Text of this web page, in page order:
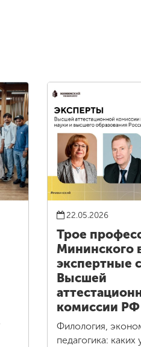
22.05.2026
Трое
Мининского
экспертные
Высшей
комиссии РФ
Филология,
педагогика: каких